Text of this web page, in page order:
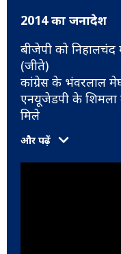
2014 का जनादेश
बीजेपी को
(जीते)
कांग्रेस के भंवरलाल
एनयूजेडपी के शिमला
मिले
और पढ़ें